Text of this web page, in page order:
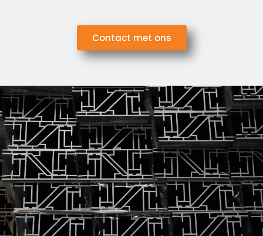
Contact met ons